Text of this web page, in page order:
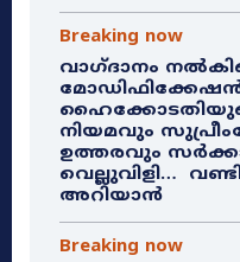
Breaking now
വാഗ്ദാനം
ഹൈക്കോടതിയുടെ
നിയമവും
ഉത്തരവും
വെല്ലുവിളി…
അറിയാൻ
Breaking now